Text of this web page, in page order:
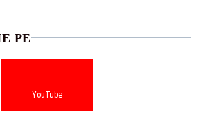
PE
YouTube